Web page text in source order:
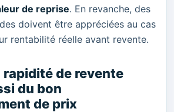
de reprise. En revanche, des
doivent être appréciées au cas
rentabilité réelle avant revente.
rapidité de revente
du bon
de prix